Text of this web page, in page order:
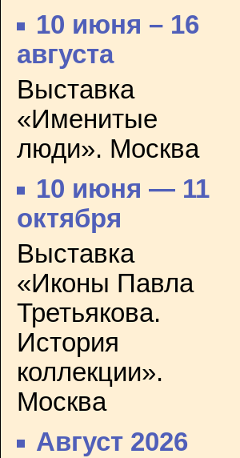
10 июня – 16
августа
Выставка
«Именитые
люди». Москва
10 июня — 11
октября
Выставка
«Иконы Павла
Третьякова.
История
коллекции».
Москва
Август 2026